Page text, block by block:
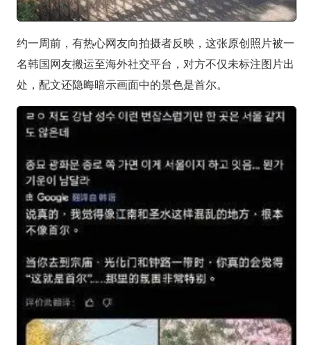
约一周前，有热心网友向拍摄者反映，这张原创照片被一
名韩国网友搬运至海外社交平台，对方不仅未标注图片出
处，配文还隐晦暗示画面中的景色是首尔。